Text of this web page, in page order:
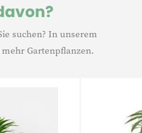
suchen? In unserem
Gartenpflanzen.